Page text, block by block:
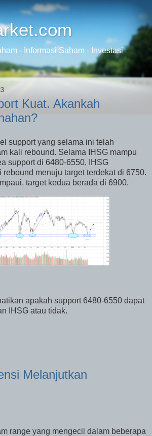
- Informasi Saham - Investasi
Kuat. Akankah
support yang selama ini telah
kali rebound. Selama IHSG mampu
support di 6480-6550, IHSG
rebound menuju target terdekat di 6750.
target kedua berada di 6900.
apakah support 6480-6550 dapat
IHSG atau tidak.
Melanjutkan
range yang mengecil dalam beberapa